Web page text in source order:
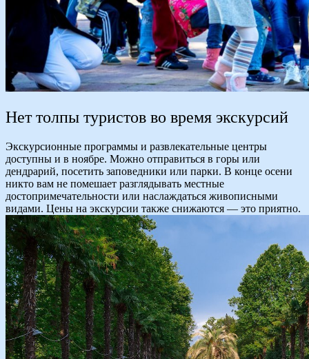
Нет толпы туристов во время экскурсий
Экскурсионные программы и развлекательные центры
доступны и в ноябре. Можно отправиться в горы или
дендрарий, посетить заповедники или парки. В конце осени
никто вам не помешает разглядывать местные
достопримечательности или наслаждаться живописными
видами. Цены на экскурсии также снижаются — это приятно.